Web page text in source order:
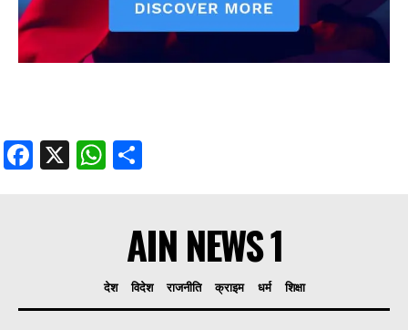
Facebook
X WhatsApp
AIN NEWS 1
देश विदेश राजनीति क्राइम धर्म शिक्षा